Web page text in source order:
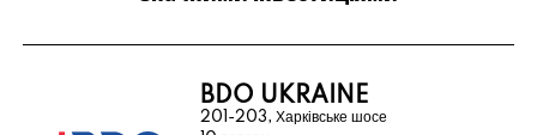
BDO UKRAINE
201-203, Харківське шосе